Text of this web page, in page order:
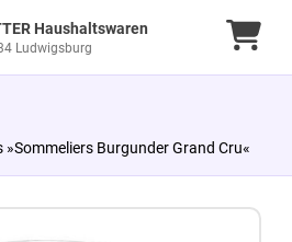
Haushaltswaren
Ludwigsburg
»Sommeliers Burgunder Grand Cru«